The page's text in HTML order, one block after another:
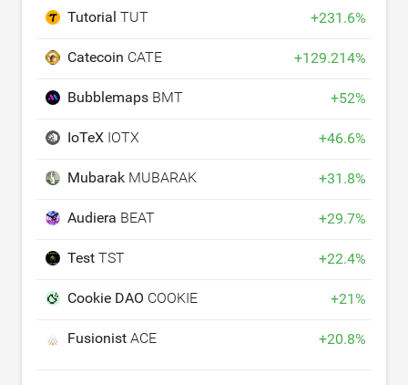
Tutorial TUT +231.6%
Catecoin CATE +129.214%
Bubblemaps BMT +52%
IoTeX IOTX +46.6%
Mubarak MUBARAK +31.8%
Audiera BEAT +29.7%
Test TST +22.4%
Cookie DAO COOKIE +21%
Fusionist ACE +20.8%